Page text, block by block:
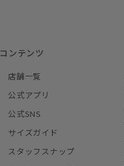
コンテンツ
店舗一覧
公式アプリ
公式SNS
サイズガイド
スタッフスナップ